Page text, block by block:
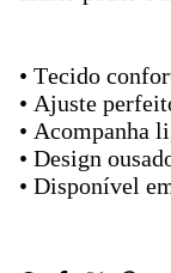
• Tecido
• Ajuste
• Acompanha
• Design
• Disponível